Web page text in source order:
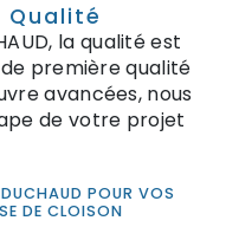
Qualité
la qualité est
première qualité
avancées, nous
de votre projet
POUR VOS
DE CLOISON